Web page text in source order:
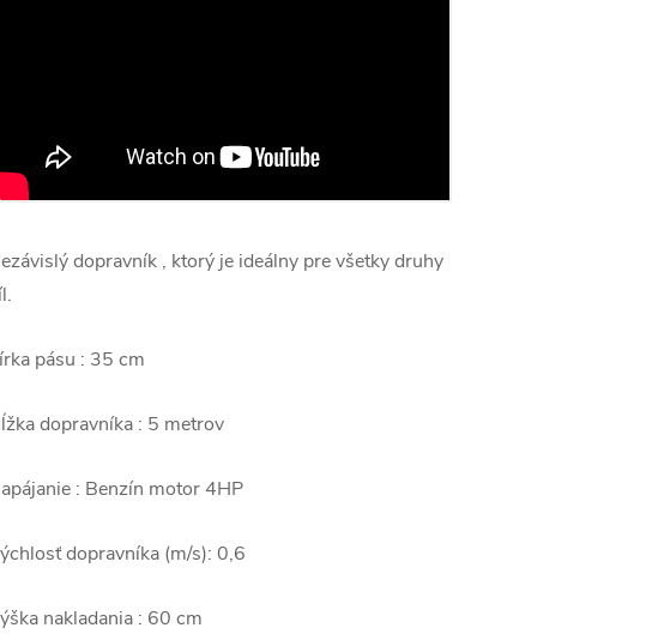
dopravník , ktorý je ideálny pre všetky druhy
pásu : 35 cm
dopravníka : 5 metrov
: Benzín motor 4HP
dopravníka (m/s): 0,6
nakladania : 60 cm